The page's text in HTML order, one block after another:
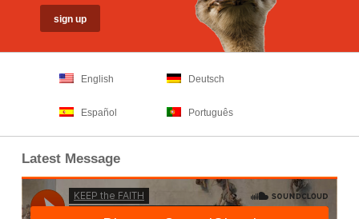
English Deutsch
Español Português
Latest Message